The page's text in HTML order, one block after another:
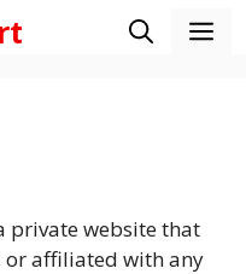
private website that
or affiliated with any